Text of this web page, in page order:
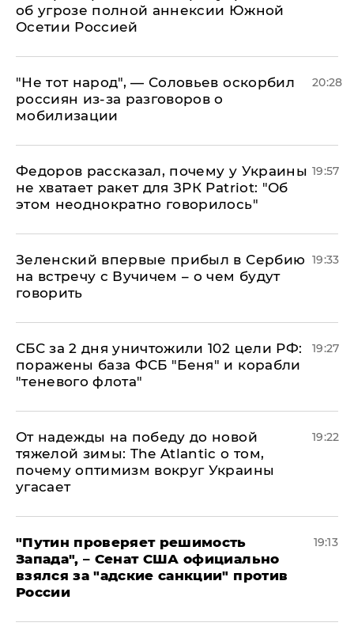
об угрозе полной аннексии Южной
Осетии Россией
​"Не тот народ", — Соловьев оскорбил
россиян из-за разговоров о
мобилизации
20:28
Федоров рассказал, почему у Украины
не хватает ракет для ЗРК Patriot: "Об
этом неоднократно говорилось"
19:57
Зеленский впервые прибыл в Сербию
на встречу с Вучичем – о чем будут
говорить
19:33
СБС за 2 дня уничтожили 102 цели РФ:
поражены база ФСБ "Беня" и корабли
"теневого флота"
19:27
От надежды на победу до новой
тяжелой зимы: The Atlantic о том,
почему оптимизм вокруг Украины
угасает
19:22
"Путин проверяет решимость
Запада", – Сенат США официально
взялся за "адские санкции" против
России
19:13